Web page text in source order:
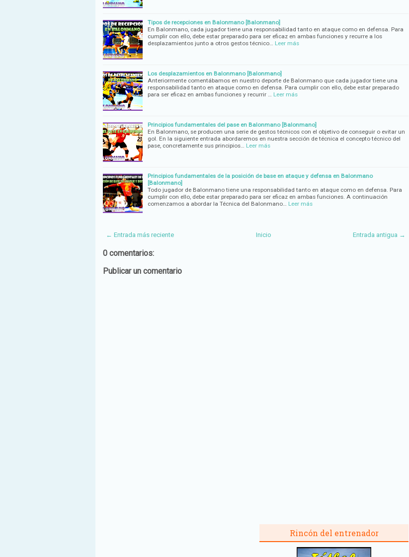
Tipos de recepciones en Balonmano [Balonmano]
En Balonmano, cada jugador tiene una responsabilidad tanto en ataque como en defensa. Para
cumplir con ello, debe estar preparado para ser eficaz en ambas funciones y recurre a los
desplazamientos junto a otros gestos técnico…
Leer más
Los desplazamientos en Balonmano [Balonmano]
Anteriormente comentábamos en nuestro deporte de Balonmano que cada jugador tiene una
responsabilidad tanto en ataque como en defensa. Para cumplir con ello, debe estar preparado
para ser eficaz en ambas funciones y recurrir …
Leer más
Principios fundamentales del pase en Balonmano [Balonmano]
En Balonmano, se producen una serie de gestos técnicos con el objetivo de conseguir o evitar un
gol. En la siguiente entrada abordaremos en nuestra sección de técnica el concepto técnico del
pase, concretamente sus principios…
Leer más
Principios fundamentales de la posición de base en ataque y defensa en Balonmano
[Balonmano]
Todo jugador de Balonmano tiene una responsabilidad tanto en ataque como en defensa. Para
cumplir con ello, debe estar preparado para ser eficaz en ambas funciones. A continuación
comenzamos a abordar la Técnica del Balonmano…
Leer más
← Entrada más reciente Entrada antigua →
Inicio
0 comentarios:
Publicar un comentario
Rincón del entrenador